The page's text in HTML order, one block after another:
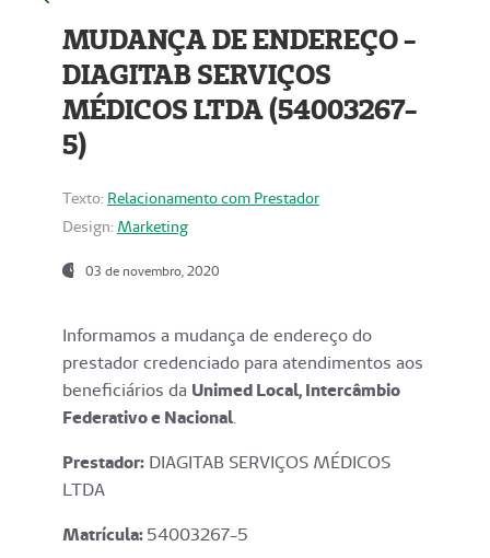
MUDANÇA DE ENDEREÇO -
DIAGITAB SERVIÇOS
MÉDICOS LTDA (54003267-
5)
Texto: Relacionamento com Prestador
Design: Marketing
03 de novembro, 2020
Informamos a mudança de endereço do
prestador credenciado para atendimentos aos
beneficiários da Unimed Local, Intercâmbio
Federativo e Nacional.
Prestador: DIAGITAB SERVIÇOS MÉDICOS
LTDA
Matrícula:54003267-5